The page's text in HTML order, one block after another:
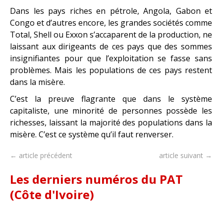
Dans les pays riches en pétrole, Angola, Gabon et
Congo et d’autres encore, les grandes sociétés comme
Total, Shell ou Exxon s’accaparent de la production, ne
laissant aux dirigeants de ces pays que des sommes
insignifiantes pour que l’exploitation se fasse sans
problèmes. Mais les populations de ces pays restent
dans la misère.
C’est la preuve flagrante que dans le système
capitaliste, une minorité de personnes possède les
richesses, laissant la majorité des populations dans la
misère. C’est ce système qu’il faut renverser.
← article précédent article suivant →
Les derniers numéros du PAT
(Côte d'Ivoire)